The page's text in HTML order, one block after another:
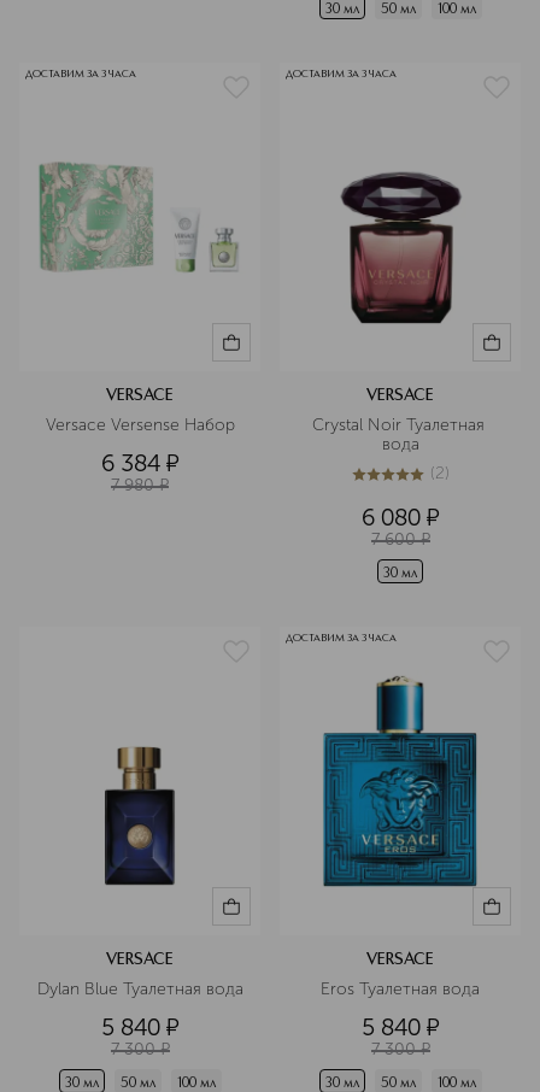
30 мл 50 мл 100 мл
ДОСТАВИМ ЗА 3 ЧАСА
VERSACE
Versace Versense Набор
6 384 ¤
7 980 ¤
ДОСТАВИМ ЗА 3 ЧАСА
VERSACE
Crystal Noir Туалетная
вода
5из 52 (2)
6 080 ¤
7 600 ¤
30 мл
VERSACE
Dylan Blue Туалетная вода
5 840 ¤
7 300 ¤
30 мл 50 мл 100 мл
ДОСТАВИМ ЗА 3 ЧАСА
VERSACE
Eros Туалетная вода
5 840 ¤
7 300 ¤
30 мл 50 мл 100 мл